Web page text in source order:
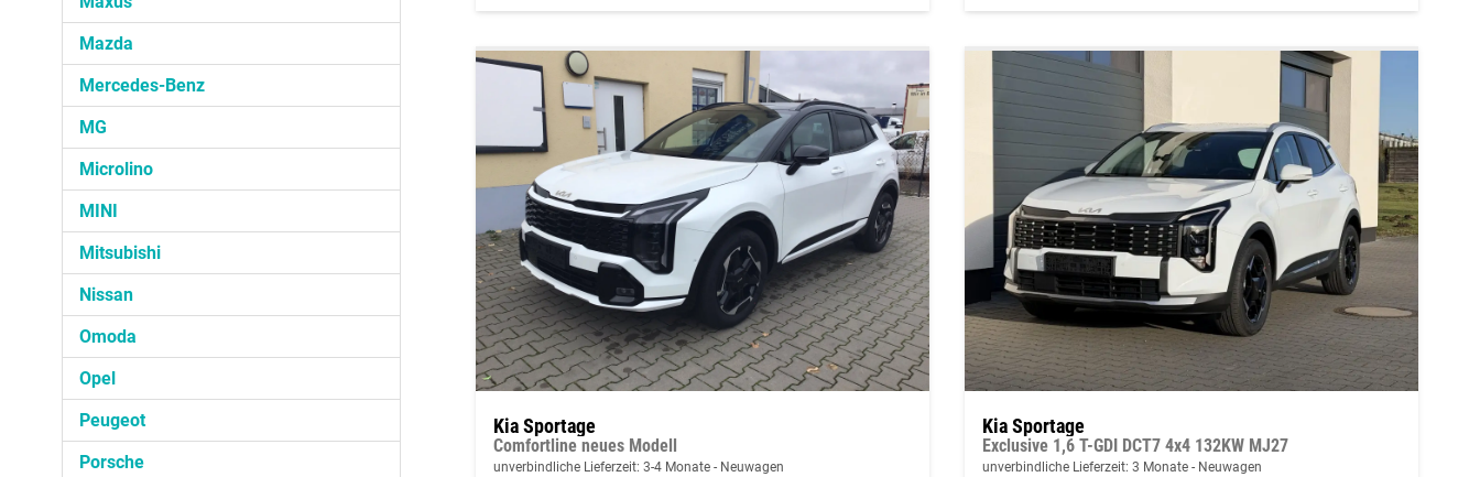
Kia Sportage
Comfortline neues Modell
unverbindliche Lieferzeit: 3-4 Monate Neuwagen
Kia Sportage
Exclusive 1,6 T-GDI DCT7 4x4 132KW MJ27
unverbindliche Lieferzeit: 3 Monate Neuwagen
Mazda
Mercedes-Benz
MG
Microlino
MINI
Mitsubishi
Nissan
Omoda
Opel
Peugeot
Porsche